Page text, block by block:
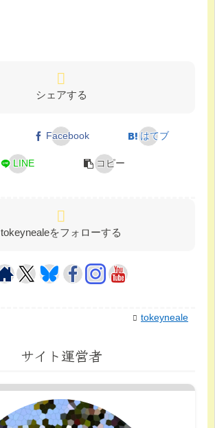
シェアする
Facebook はてブ
LINE コピー
tokeynealeをフォローする
tokeyneale
サイト運営者